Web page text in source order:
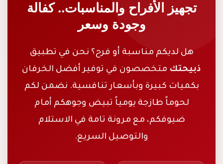
تجهيز الأفراح والمناسبات.. كفالة
وجودة وسعر
هل لديكم مناسبة أو فرح؟ نحن في تطبيق
ذبيحتك متخصصون في توفير أفضل الخرفان
بكميات كبيرة وبأسعار تنافسية. نضمن لكم
لحوماً طازجة يومياً تبيض وجوهكم أمام
ضيوفكم، مع مرونة تامة في الاستلام
والتوصيل السريع.